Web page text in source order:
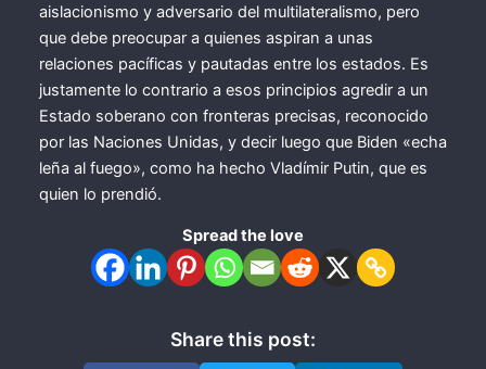
aislacionismo y adversario del multilateralismo, pero
que debe preocupar a quienes aspiran a unas
relaciones pacíficas y pautadas entre los estados. Es
justamente lo contrario a esos principios agredir a un
Estado soberano con fronteras precisas, reconocido
por las Naciones Unidas, y decir luego que Biden «echa
leña al fuego», como ha hecho Vladímir Putin, que es
quien lo prendió.
Spread the love
Share this post: